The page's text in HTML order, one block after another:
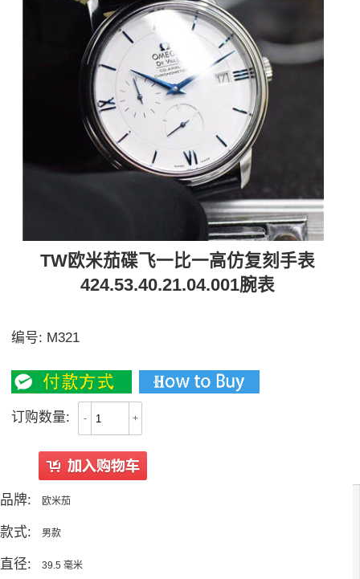
TW欧米茄碟飞一比一高仿复刻手表
424.53.40.21.04.001腕表
编号: M321
订购数量: - +
品牌: 欧米茄
款式: 男款
直径: 39.5 毫米